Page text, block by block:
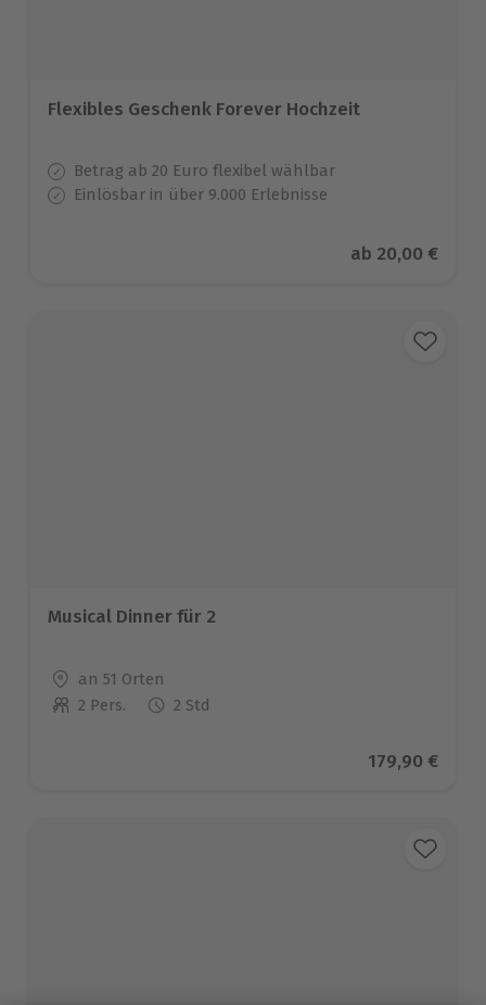
Flexibles Geschenk Forever Hochzeit
Betrag ab 20 Euro flexibel wählbar
Einlösbar in über 9.000 Erlebnisse
Aktueller Preis
ab 20,00 €
Musical Dinner für 2
Standort
an 51 Orten
Anzahl der Teilnehmer
2 Pers. 2 Std
Aktueller
179,90 €